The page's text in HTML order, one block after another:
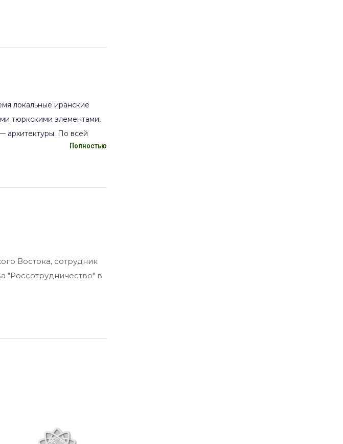
Полностью
локальные иранские
тюркскими элементами,
архитектуры. По всей
в истории иранского
Востока, сотрудник
"Россотрудничество" в